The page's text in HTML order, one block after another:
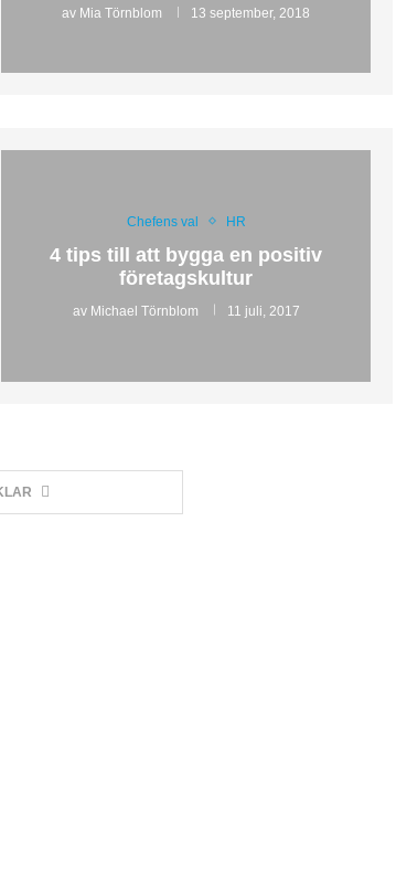
av Mia Törnblom 13 september, 2018
Chefens val HR
4 tips till att bygga en positiv
företagskultur
av Michael Törnblom 11 juli, 2017